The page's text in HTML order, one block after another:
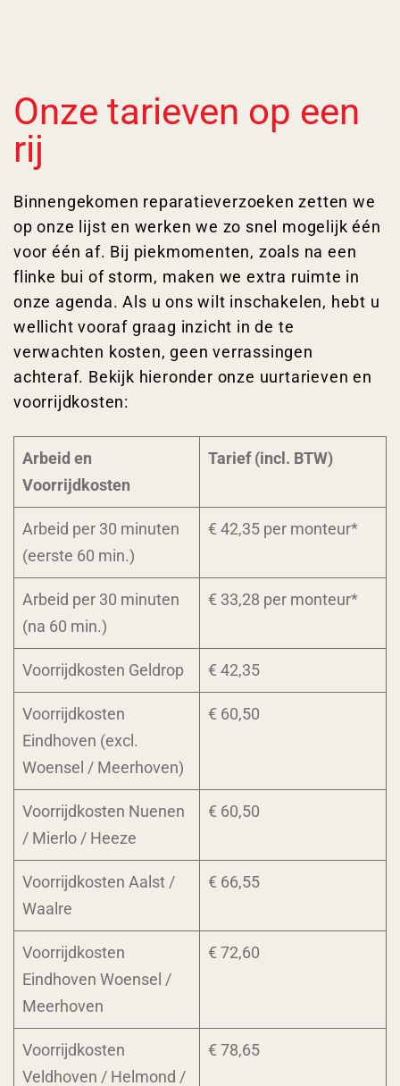
Onze tarieven op een
rij
Binnengekomen reparatieverzoeken zetten we
op onze lijst en werken we zo snel mogelijk één
voor één af. Bij piekmomenten, zoals na een
flinke bui of storm, maken we extra ruimte in
onze agenda. Als u ons wilt inschakelen, hebt u
wellicht vooraf graag inzicht in de te
verwachten kosten, geen verrassingen
achteraf. Bekijk hieronder onze uurtarieven en
voorrijdkosten:
Arbeid en
Voorrijdkosten
Tarief (incl. BTW)
Arbeid per 30 minuten
(eerste 60 min.)
€ 42,35 per monteur*
Arbeid per 30 minuten
(na 60 min.)
€ 33,28 per monteur*
Voorrijdkosten Geldrop € 42,35
Voorrijdkosten
Eindhoven (excl.
Woensel / Meerhoven)
€ 60,50
Voorrijdkosten Nuenen
/ Mierlo / Heeze
€ 60,50
Voorrijdkosten Aalst /
Waalre
€ 66,55
Voorrijdkosten
Eindhoven Woensel /
Meerhoven
€ 72,60
Voorrijdkosten
Veldhoven / Helmond /
€ 78,65